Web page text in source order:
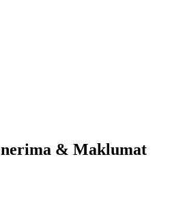
& Maklumat